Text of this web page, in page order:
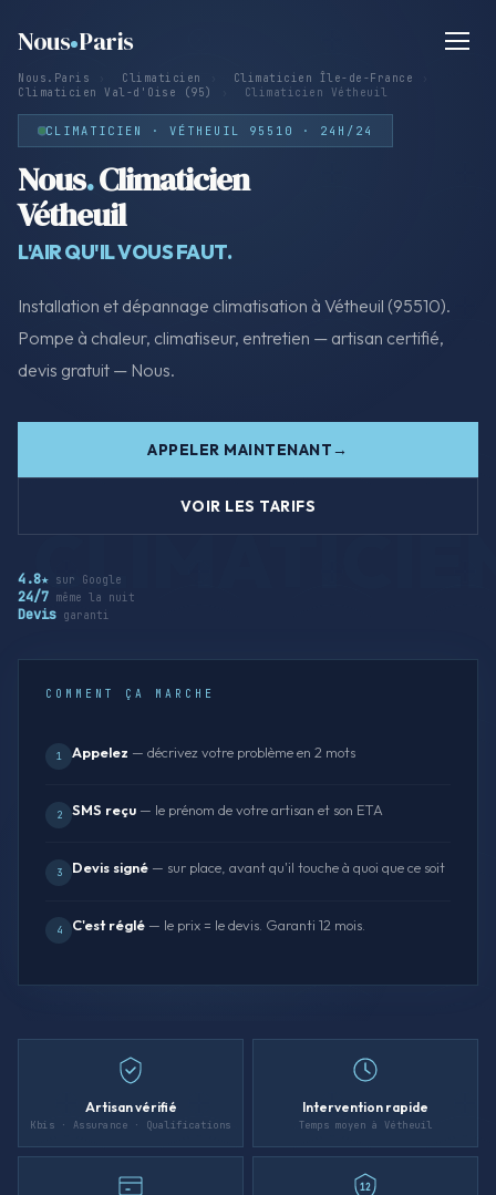
Nous Paris
Nous.Paris Climaticien Climaticien Île-de-France
Climaticien Val-d'Oise (95)
Climaticien Vétheuil
CLIMATICIEN · VÉTHEUIL 95510 · 24H/24
Nous.Climaticien
Vétheuil
L'AIR QU'IL VOUS FAUT.
Installation et dépannage climatisation à Vétheuil (95510).
Pompe à chaleur, climatiseur, entretien — artisan certifié,
devis gratuit — Nous.
APPELER MAINTENANT
VOIR LES TARIFS
4.8★ sur Google
24/7 même la nuit
Devis garanti
COMMENT ÇA MARCHE
1 Appelez — décrivez votre problème en 2 mots
2 SMS reçu — le prénom de votre artisan et son ETA
3 Devis signé — sur place, avant qu'il touche à quoi que ce soit
4 C'est réglé — le prix = le devis. Garanti 12 mois.
Artisan vérifié
Kbis · Assurance · Qualifications
Intervention rapide
Temps moyen à Vétheuil
12